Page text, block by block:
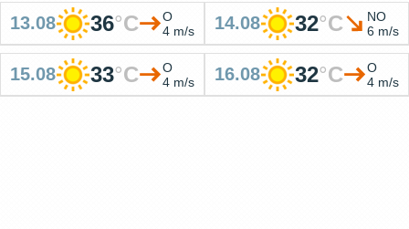
13.08 36°C
O
4 m/s
14.08 32°C
NO
6 m/s
15.08 33°C
O
4 m/s
16.08 32°C
O
4 m/s